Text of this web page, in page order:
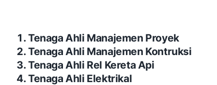
Tenaga Ahli Manajemen Proyek
Tenaga Ahli Manajemen Kontruksi
Tenaga Ahli Rel Kereta Api
Tenaga Ahli Elektrikal